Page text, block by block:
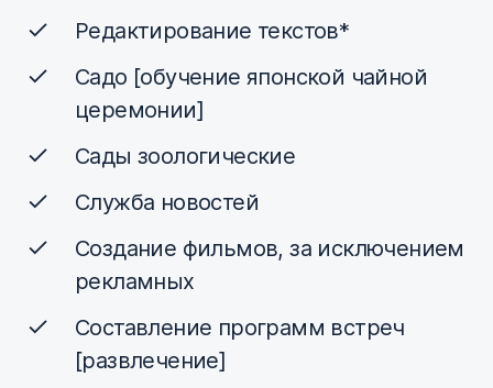
Редактирование текстов*
Садо [обучение японской чайной
церемонии]
Сады зоологические
Служба новостей
Создание фильмов, за исключением
рекламных
Составление программ встреч
[развлечение]